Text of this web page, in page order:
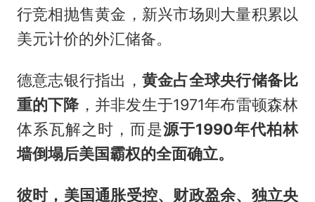
行竞相抛售黄金，新兴市场则大量积累以
美元计价的外汇储备。
德意志银行指出， 黄金占全球央行储备比
重的下降，并非发生于1971年布雷顿森林
体系瓦解之时，而是源于1990年代柏林
墙倒塌后美国霸权的全面确立。
彼时，美国通胀受控、财政盈余、独立央